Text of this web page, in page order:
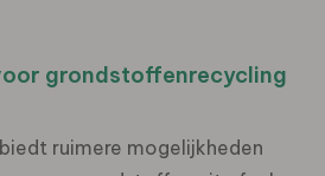
grondstoffenrecycling
biedt ruimere mogelijkheden